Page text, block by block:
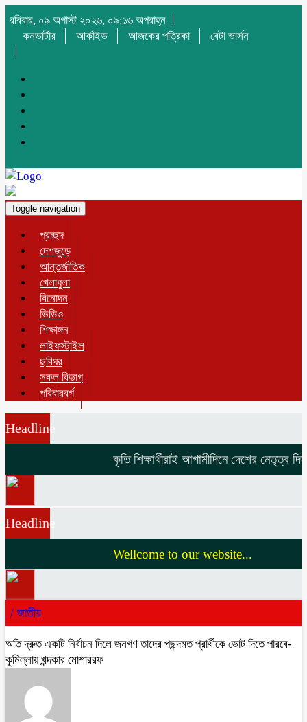
রবিবার, ০৯ অগাস্ট ২০২৬, ০৯:১৬ অপরাহ্ন
কনভার্টার
আর্কাইভ আজকের পত্রিকা বেটা ভার্সন
Toggle navigation
প্রচ্ছদ
দেশজুড়ে
আন্তর্জাতিক
খেলাধুলা
বিনোদন
ভিডিও
শিক্ষাঙ্গন
লাইফস্টাইল
ছবিঘর
সকল বিভাগ
পরিবারবর্গ
Headline
কৃতি শিক্ষার্থীরাই আগামীদিনে দেশের নেতৃত্ব
Headline
Wellcome to our website...
/ জাতীয়
অতি দ্রুত একটি নির্বাচন দিলে জনগণ তাদের পছন্দমত প্রার্থীকে ভোট দিতে পারবে-
কুমিল্লায় খন্দকার মোশাররফ